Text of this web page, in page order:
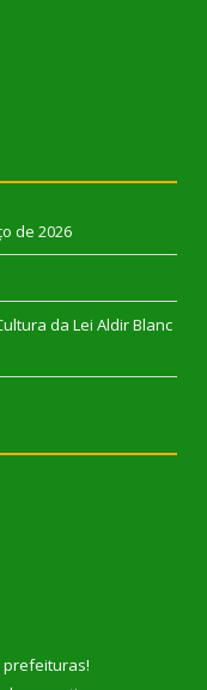
de 2026
da Lei Aldir Blanc
prefeituras!